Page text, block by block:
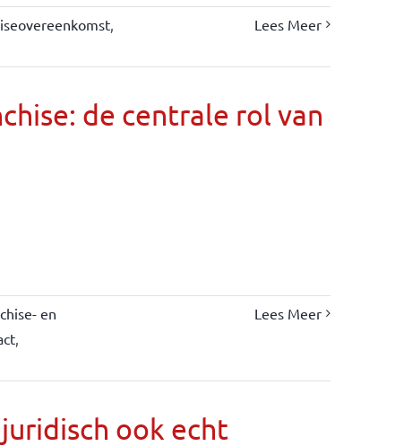
,
Lees Meer
de centrale rol van
en
,
Lees Meer
ook echt